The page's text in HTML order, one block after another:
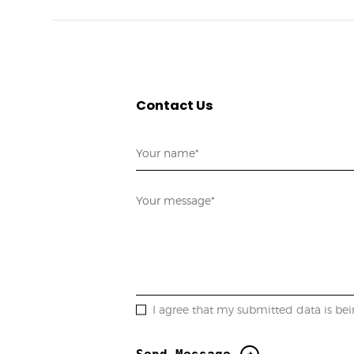
Contact Us
I agree that my submitted data is